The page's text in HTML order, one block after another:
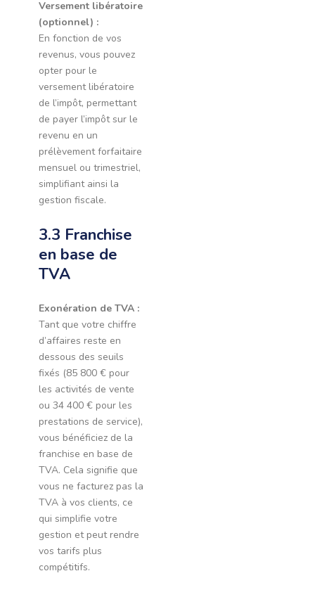
Versement libératoire
(optionnel) :
En fonction de vos
revenus, vous pouvez
opter pour le
versement libératoire
de l’impôt, permettant
de payer l’impôt sur le
revenu en un
prélèvement forfaitaire
mensuel ou trimestriel,
simplifiant ainsi la
gestion fiscale.
3.3 Franchise
en base de
TVA
Exonération de TVA :
Tant que votre chiffre
d’affaires reste en
dessous des seuils
fixés (85 800 € pour
les activités de vente
ou 34 400 € pour les
prestations de service),
vous bénéficiez de la
franchise en base de
TVA. Cela signifie que
vous ne facturez pas la
TVA à vos clients, ce
qui simplifie votre
gestion et peut rendre
vos tarifs plus
compétitifs.